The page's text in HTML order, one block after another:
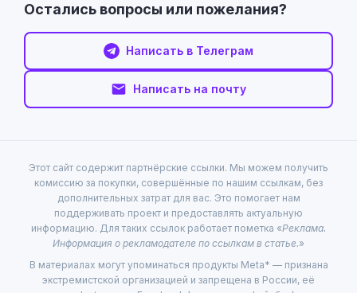
Остались вопросы или пожелания?
Написать в Телеграм
Написать на почту
Этот сайт содержит партнёрские ссылки. Мы можем получить
комиссию за покупки, совершённые по нашим ссылкам, без
дополнительных затрат для вас. Это помогает нам
поддерживать проект и предоставлять актуальную
информацию. Для таких ссылок работает пометка «Реклама.
Информация о рекламодателе по ссылкам в статье.»
В материалах могут упоминаться продукты Meta* — признана
экстремистской организацией и запрещена в России, её